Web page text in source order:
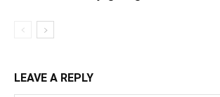
LEAVE A REPLY